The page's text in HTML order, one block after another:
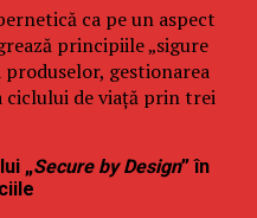
ca pe un aspect
principiile „sigure
gestionarea
de viață prin trei
„Secure by Design” în